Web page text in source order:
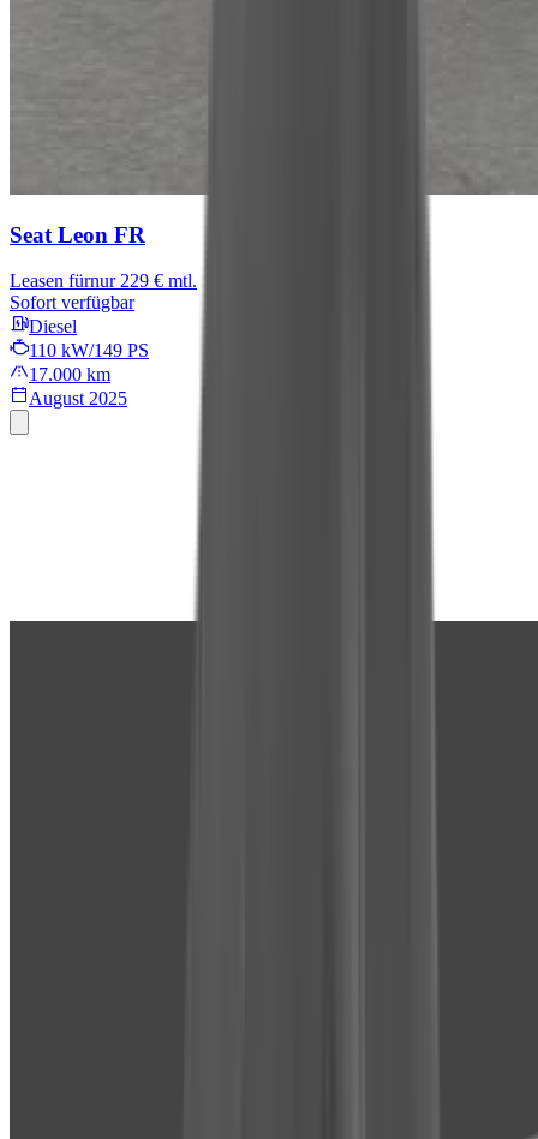
Seat Leon FR
Leasen fürnur 229 € mtl.
Sofort verfügbar
Diesel
110 kW/149 PS
17.000 km
August 2025